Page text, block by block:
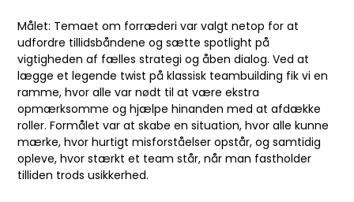
Målet: Temaet om forræderi var valgt netop for at
udfordre tillidsbåndene og sætte spotlight på
vigtigheden af fælles strategi og åben dialog. Ved at
lægge et legende twist på klassisk teambuilding fik vi en
ramme, hvor alle var nødt til at være ekstra
opmærksomme og hjælpe hinanden med at afdække
roller. Formålet var at skabe en situation, hvor alle kunne
mærke, hvor hurtigt misforståelser opstår, og samtidig
opleve, hvor stærkt et team står, når man fastholder
tilliden trods usikkerhed.